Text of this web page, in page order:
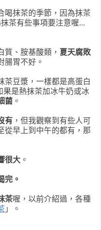
喝抹茶的季節，因為抹茶
茶有些事項要注意喔...
質、胺基酸類， 夏天腐敗
腸胃不好。
茶豆漿，一樣都是高蛋白
果是熱抹茶加冰牛奶或冰
菌 。
有 ，但我觀察到有些人可
從早上到中午的都有，那
很大 。
完。
茶喔，以前介紹過，各種
」。